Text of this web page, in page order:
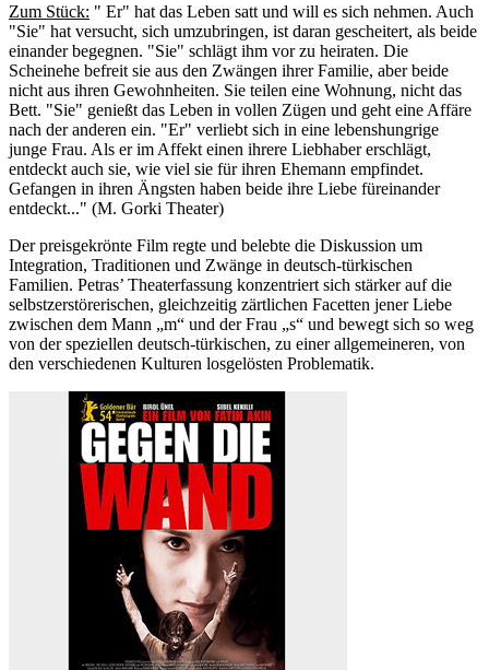
Zum Stück: " Er" hat das Leben satt und will es sich nehmen. Auch
"Sie" hat versucht, sich umzubringen, ist daran gescheitert, als beide
einander begegnen. "Sie" schlägt ihm vor zu heiraten. Die
Scheinehe befreit sie aus den Zwängen ihrer Familie, aber beide
nicht aus ihren Gewohnheiten. Sie teilen eine Wohnung, nicht das
Bett. "Sie" genießt das Leben in vollen Zügen und geht eine Affäre
nach der anderen ein. "Er" verliebt sich in eine lebenshungrige
junge Frau. Als er im Affekt einen ihrere Liebhaber erschlägt,
entdeckt auch sie, wie viel sie für ihren Ehemann empfindet.
Gefangen in ihren Ängsten haben beide ihre Liebe füreinander
entdeckt..." (M. Gorki Theater)
Der preisgekrönte Film regte und belebte die Diskussion um
Integration, Traditionen und Zwänge in deutsch-türkischen
Familien. Petras’ Theaterfassung konzentriert sich stärker auf die
selbstzerstörerischen, gleichzeitig zärtlichen Facetten jener Liebe
zwischen dem Mann „m“ und der Frau „s“ und bewegt sich so weg
von der speziellen deutsch-türkischen, zu einer allgemeineren, von
den verschiedenen Kulturen losgelösten Problematik.